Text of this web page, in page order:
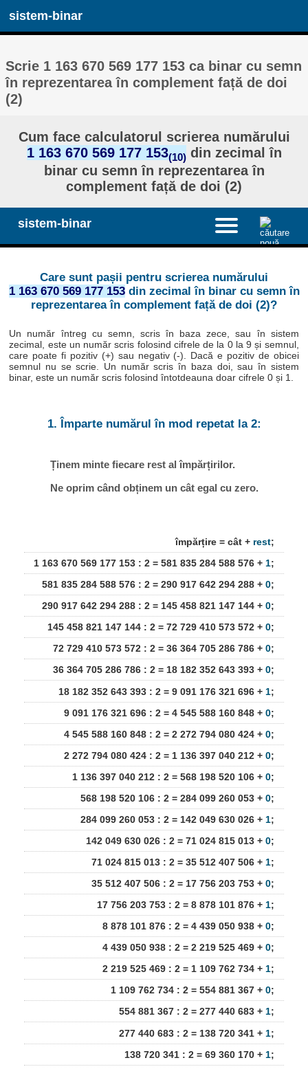
sistem-binar
Scrie 1 163 670 569 177 153 ca binar cu semn
în reprezentarea în complement față de doi
(2)
Cum face calculatorul scrierea numărului
1 163 670 569 177 153(10) din zecimal în
binar cu semn în reprezentarea în
complement față de doi (2)
sistem-binar
Care sunt pașii pentru scrierea numărului
1 163 670 569 177 153din zecimal în binar cu semn în
reprezentarea în complement față de doi (2)?
Un număr întreg cu semn, scris în baza zece, sau în sistem
zecimal, este un număr scris folosind cifrele de la 0 la 9 și semnul,
care poate fi pozitiv (+) sau negativ (-). Dacă e pozitiv de obicei
semnul nu se scrie. Un număr scris în baza doi, sau în sistem
binar, este un număr scris folosind întotdeauna doar cifrele 0 și 1.
1. Împarte numărul în mod repetat la 2:
Ținem minte fiecare rest al împărțirilor.
Ne oprim când obținem un cât egal cu zero.
împărțire = cât + rest;
1 163 670 569 177 153 : 2 = 581 835 284 588 576 + 1;
581 835 284 588 576 : 2 = 290 917 642 294 288 + 0;
290 917 642 294 288 : 2 = 145 458 821 147 144 + 0;
145 458 821 147 144 : 2 = 72 729 410 573 572 + 0;
72 729 410 573 572 : 2 = 36 364 705 286 786 + 0;
36 364 705 286 786 : 2 = 18 182 352 643 393 + 0;
18 182 352 643 393 : 2 = 9 091 176 321 696 + 1;
9 091 176 321 696 : 2 = 4 545 588 160 848 + 0;
4 545 588 160 848 : 2 = 2 272 794 080 424 + 0;
2 272 794 080 424 : 2 = 1 136 397 040 212 + 0;
1 136 397 040 212 : 2 = 568 198 520 106 + 0;
568 198 520 106 : 2 = 284 099 260 053 + 0;
284 099 260 053 : 2 = 142 049 630 026 + 1;
142 049 630 026 : 2 = 71 024 815 013 + 0;
71 024 815 013 : 2 = 35 512 407 506 + 1;
35 512 407 506 : 2 = 17 756 203 753 + 0;
17 756 203 753 : 2 = 8 878 101 876 + 1;
8 878 101 876 : 2 = 4 439 050 938 + 0;
4 439 050 938 : 2 = 2 219 525 469 + 0;
2 219 525 469 : 2 = 1 109 762 734 + 1;
1 109 762 734 : 2 = 554 881 367 + 0;
554 881 367 : 2 = 277 440 683 + 1;
277 440 683 : 2 = 138 720 341 + 1;
138 720 341 : 2 = 69 360 170 + 1;